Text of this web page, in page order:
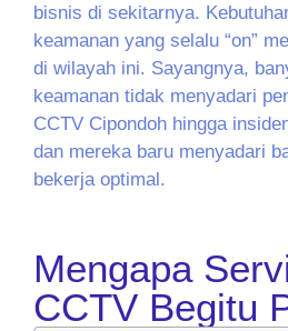
bisnis di sekitarnya.
keamanan yang selalu “on”
di wilayah ini. Sayangnya,
keamanan tidak menyadari
CCTV Cipondoh hingga
dan mereka baru menyadari
bekerja optimal.
Mengapa
CCTV Begitu